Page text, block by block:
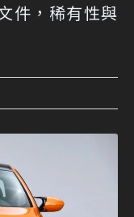
件，稀有性與